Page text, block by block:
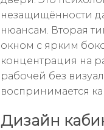
незащищённости
нюансам. Вторая
окном с ярким
концентрация на
рабочей без
воспринимается
Дизайн